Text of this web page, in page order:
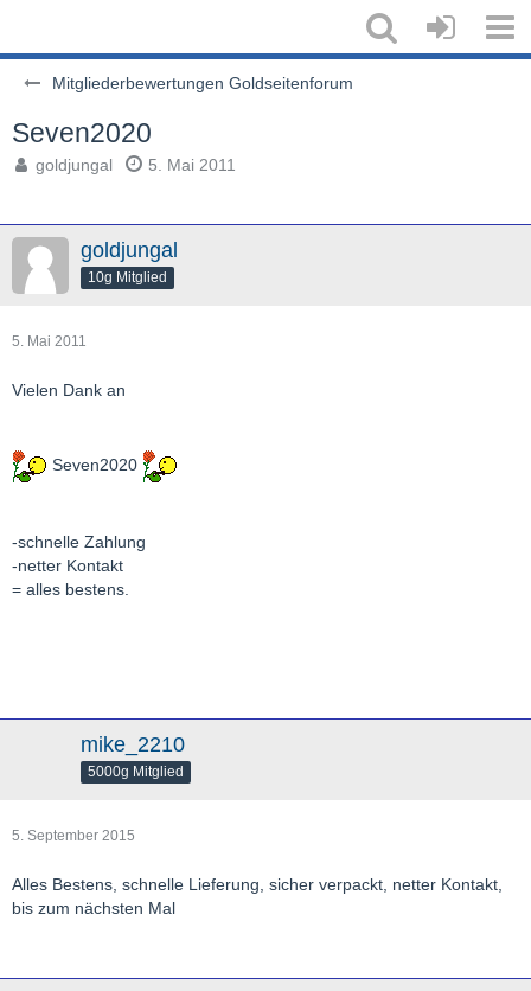
Mitgliederbewertungen Goldseitenforum
Seven2020
goldjungal 5. Mai 2011
goldjungal
10g Mitglied
5. Mai 2011
Vielen Dank an
Seven2020
-schnelle Zahlung
-netter Kontakt
= alles bestens.
mike_2210
5000g Mitglied
5. September 2015
Alles Bestens, schnelle Lieferung, sicher verpackt, netter Kontakt,
bis zum nächsten Mal